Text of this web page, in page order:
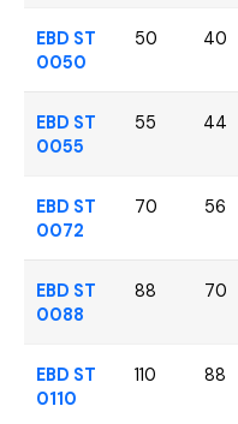
EBD ST
0050
50 40
EBD ST
0055
55 44
EBD ST
0072
70 56
EBD ST
0088
88 70
EBD ST
0110
110 88